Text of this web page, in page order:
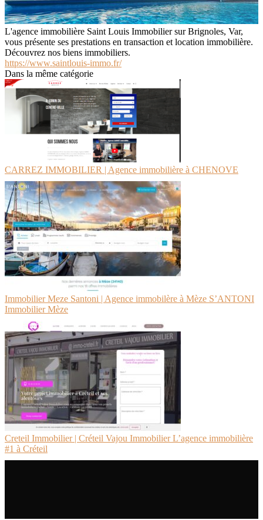
L'agence immobilière Saint Louis Immobilier sur Brignoles, Var,
vous présente ses prestations en transaction et location immobilière.
Découvrez nos biens immobiliers.
https://www.saintlouis-immo.fr/
Dans la même catégorie
CARREZ IMMOBILIER | Agence immobilière à CHENOVE
Immobilier Meze Santoni | Agence immobilère à Mèze S’ANTONI
Immobilier Mèze
Creteil Immobilier | Créteil Vajou Immobilier L’agence immobilière
#1 à Créteil